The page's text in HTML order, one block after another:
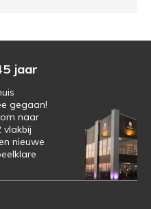
jaar
gegaan!
naar
vlakbij
nieuwe